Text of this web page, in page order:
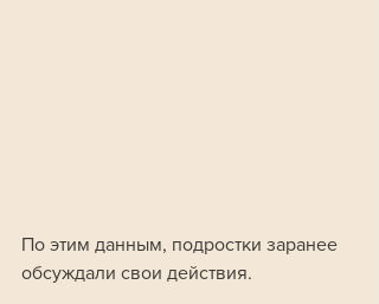
По этим данным, подростки заранее
обсуждали свои действия.